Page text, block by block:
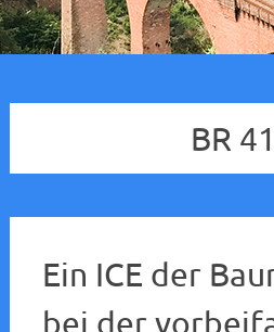
BR
Ein ICE der
bei der